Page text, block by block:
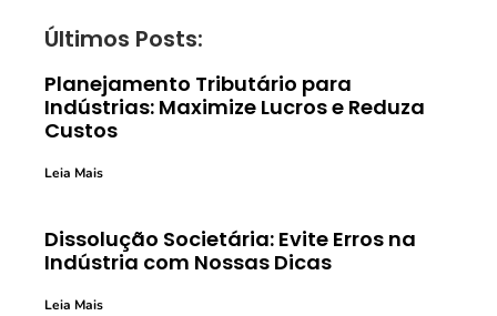
Últimos Posts:
Planejamento Tributário para
Indústrias: Maximize Lucros e Reduza
Custos
Leia Mais
Dissolução Societária: Evite Erros na
Indústria com Nossas Dicas
Leia Mais